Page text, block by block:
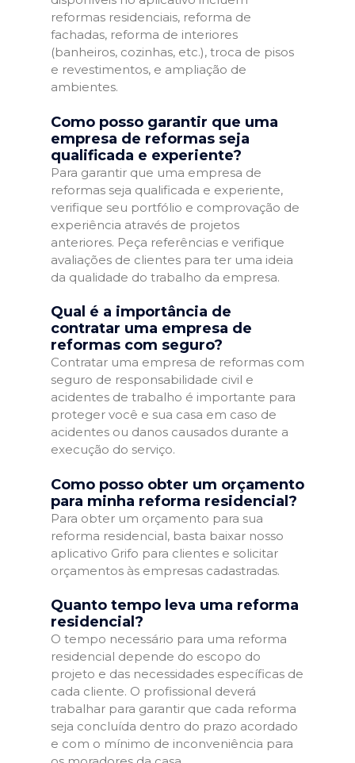
reformas residenciais, reforma de
fachadas, reforma de interiores
(banheiros, cozinhas, etc.), troca de pisos
e revestimentos, e ampliação de
ambientes.
Como posso garantir que uma
empresa de reformas seja
qualificada e experiente?
Para garantir que uma empresa de
reformas seja qualificada e experiente,
verifique seu portfólio e comprovação de
experiência através de projetos
anteriores. Peça referências e verifique
avaliações de clientes para ter uma ideia
da qualidade do trabalho da empresa.
Qual é a importância de
contratar uma empresa de
reformas com seguro?
Contratar uma empresa de reformas com
seguro de responsabilidade civil e
acidentes de trabalho é importante para
proteger você e sua casa em caso de
acidentes ou danos causados durante a
execução do serviço.
Como posso obter um orçamento
para minha reforma residencial?
Para obter um orçamento para sua
reforma residencial, basta baixar nosso
aplicativo Grifo para clientes e solicitar
orçamentos às empresas cadastradas.
Quanto tempo leva uma reforma
residencial?
O tempo necessário para uma reforma
residencial depende do escopo do
projeto e das necessidades específicas de
cada cliente. O profissional deverá
trabalhar para garantir que cada reforma
seja concluída dentro do prazo acordado
e com o mínimo de inconveniência para